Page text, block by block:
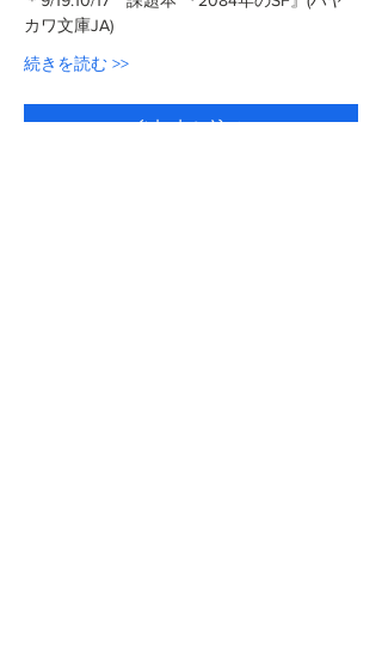
カワ文庫JA)
続きを読む >>
参加申し込み